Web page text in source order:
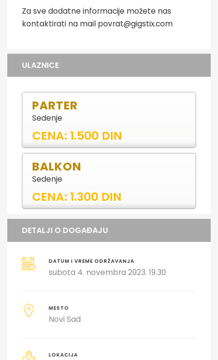
Za sve dodatne informacije možete nas
kontaktirati na mail povrat@gigstix.com
ULAZNICE
PARTER
Sedenje
CENA: 1.500 DIN
BALKON
Sedenje
CENA: 1.300 DIN
DETALJI O DOGAĐAJU
DATUM I VREME ODRŽAVANJA
subota 4. novembra 2023. 19.30
MESTO
Novi Sad
LOKACIJA